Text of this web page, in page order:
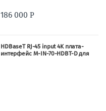
186 000 Р
HDBaseT RJ-45 input 4K плата-
интерфейс M-IN-70-HDBT-D для